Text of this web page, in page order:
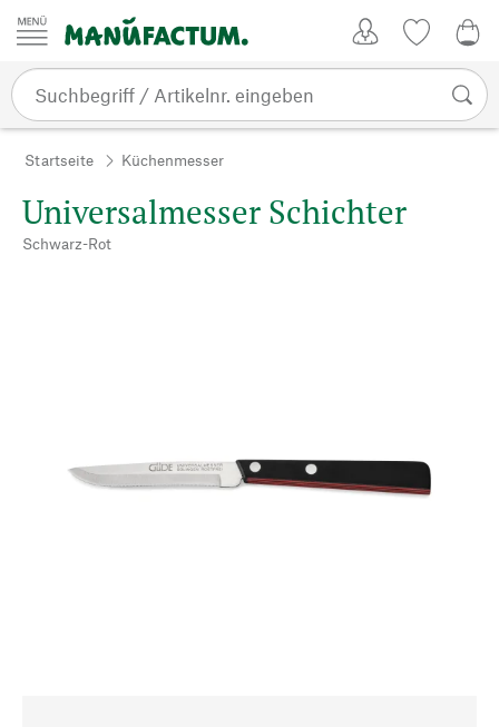
Zum Inhalt springen
Startseite Küchenmesser
Universalmesser Schichter
Schwarz-Rot